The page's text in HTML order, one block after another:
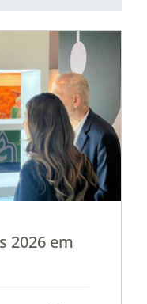
2026 em